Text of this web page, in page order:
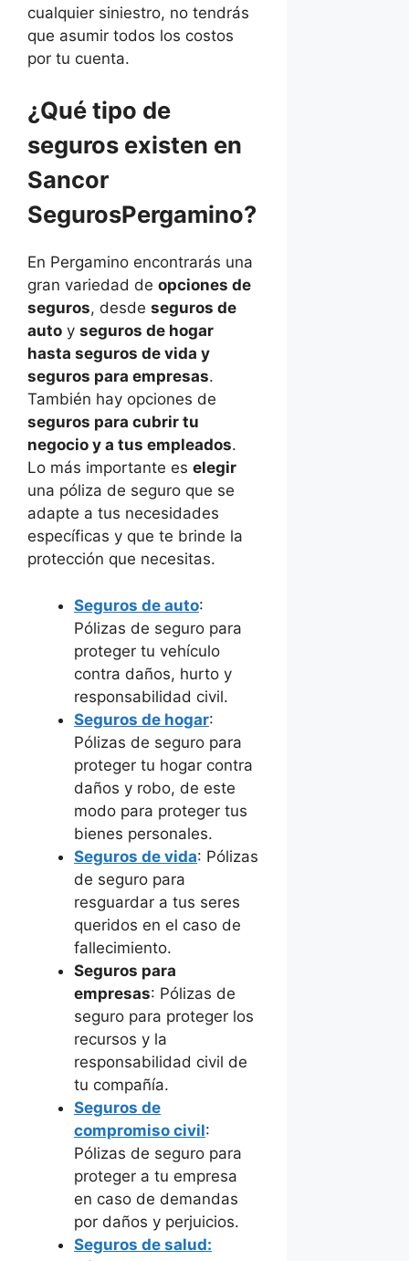
cualquier siniestro, no tendrás
que asumir todos los costos
por tu cuenta.
¿Qué tipo de
seguros existen en
Sancor
SegurosPergamino?
En Pergamino encontrarás una
gran variedad de opciones de
seguros, desde seguros de
auto y seguros de hogar
hasta seguros de vida y
seguros para empresas.
También hay opciones de
seguros para cubrir tu
negocio y a tus empleados.
Lo más importante es elegir
una póliza de seguro que se
adapte a tus necesidades
específicas y que te brinde la
protección que necesitas.
Seguros de auto:
Pólizas de seguro para
proteger tu vehículo
contra daños, hurto y
responsabilidad civil.
Seguros de hogar:
Pólizas de seguro para
proteger tu hogar contra
daños y robo, de este
modo para proteger tus
bienes personales.
Seguros de vida: Pólizas
de seguro para
resguardar a tus seres
queridos en el caso de
fallecimiento.
Seguros para
empresas: Pólizas de
seguro para proteger los
recursos y la
responsabilidad civil de
tu compañía.
Seguros de
compromiso civil:
Pólizas de seguro para
proteger a tu empresa
en caso de demandas
por daños y perjuicios.
Seguros de salud: